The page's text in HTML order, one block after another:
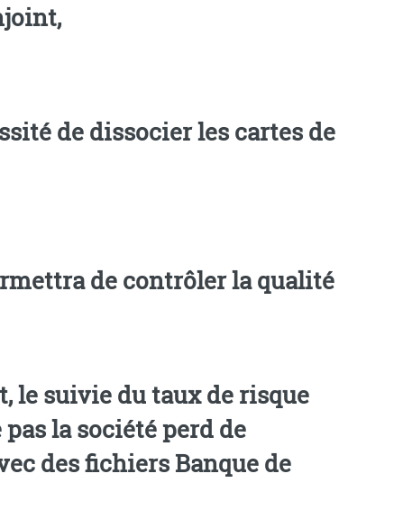
de contrôler la qualité
le suivie du taux de risque
la société perd de
des fichiers Banque de